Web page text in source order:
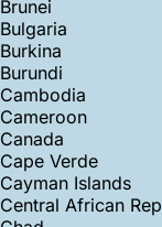
Brunei
Bulgaria
Burkina
Burundi
Cambodia
Cameroon
Canada
Cape Verde
Cayman Islands
Central African Rep